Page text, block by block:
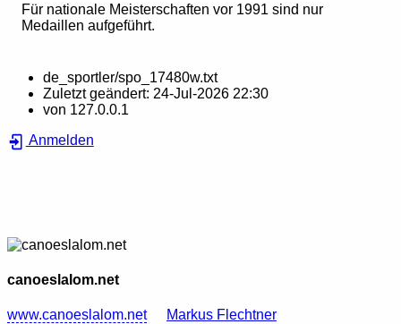
Für nationale Meisterschaften vor 1991 sind nur
Medaillen aufgeführt.
de_sportler/spo_17480w.txt
Zuletzt geändert: 24-Jul-2026 22:30
von 127.0.0.1
Anmelden
canoeslalom.net
www.canoeslalom.net Markus Flechtner